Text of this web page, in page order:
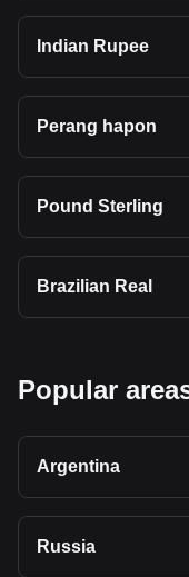
Indian Rupee
Perang hapon
Pound Sterling
Brazilian Real
Popular
Argentina
Russia